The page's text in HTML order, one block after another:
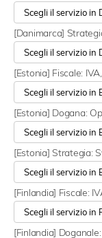
[Danimarca]
[Estonia] Fiscale:
[Estonia] Dogana:
[Estonia] Strategia:
[Finlandia] Fiscale:
[Finlandia]